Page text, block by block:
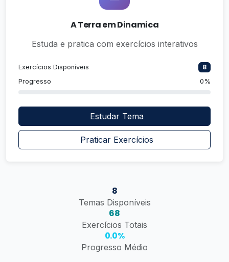
A Terra em Dinamica
Estuda e pratica com exercícios interativos
Exercícios Disponíveis
8
Progresso
0%
Estudar Tema
Praticar Exercícios
8
Temas Disponíveis
68
Exercícios Totais
0.0%
Progresso Médio